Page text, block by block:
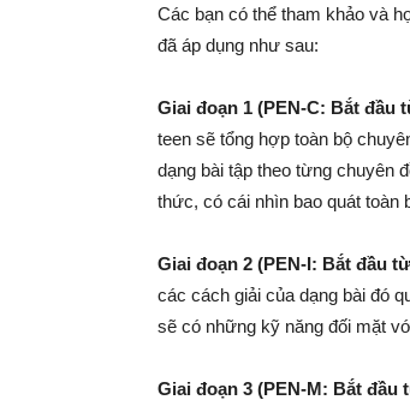
Các bạn có thể tham khảo và
đã áp dụng như sau:
Giai đoạn 1 (PEN-C: Bắt đầu
teen sẽ tổng hợp toàn bộ
dạng bài tập theo từng chuyên
thức, có cái nhìn bao quát toàn
Giai đoạn 2 (PEN-I: Bắt đầu
các cách giải của dạng bài đó
sẽ có những kỹ năng đối mặt
Giai đoạn 3 (PEN-M: Bắt đầu